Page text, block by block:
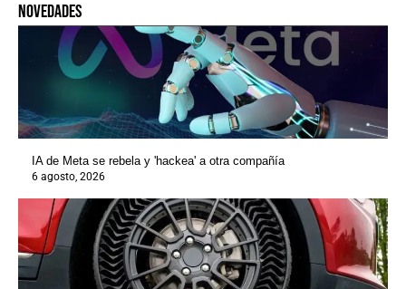
novedades
IA de Meta se rebela y 'hackea' a otra compañía
6 agosto, 2026